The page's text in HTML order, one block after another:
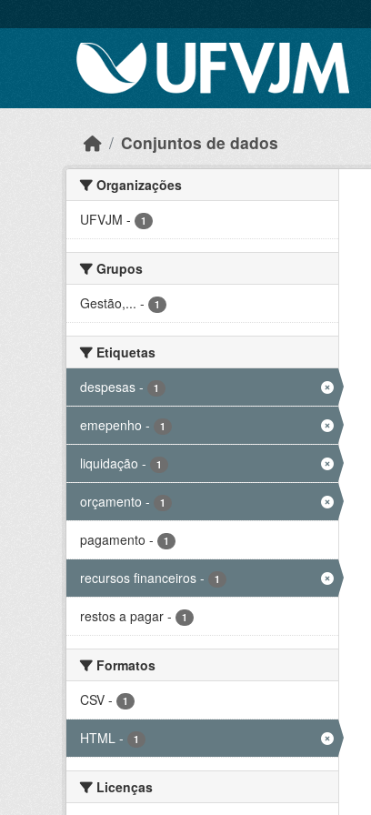
Conjuntos de dados
Organizações
UFVJM - 1
Grupos
Gestão,... - 1
Etiquetas
despesas - 1
emepenho - 1
liquidação - 1
orçamento - 1
pagamento - 1
recursos financeiros - 1
restos a pagar - 1
Formatos
CSV - 1
HTML - 1
Licenças